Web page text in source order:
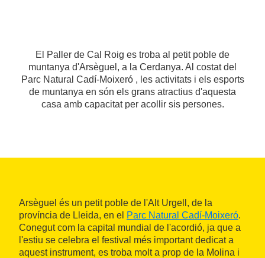
El Paller de Cal Roig es troba al petit poble de
muntanya d'Arsèguel, a la Cerdanya. Al costat del
Parc Natural Cadí-Moixeró , les activitats i els esports
de muntanya en són els grans atractius d'aquesta
casa amb capacitat per acollir sis persones.
Arsèguel és un petit poble de l'Alt Urgell, de la
província de Lleida, en el Parc Natural Cadí-Moixeró.
Conegut com la capital mundial de l'acordió, ja que a
l'estiu se celebra el festival més important dedicat a
aquest instrument, es troba molt a prop de la Molina i